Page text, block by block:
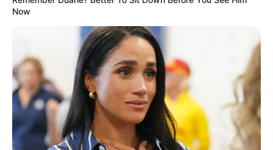
Fail! 10 Potret Makanan Gagal
Dimasak yang Bikin Kamu
Nggak Selera
Now